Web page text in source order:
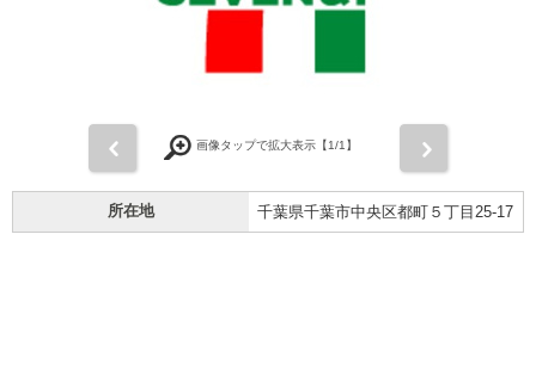
画像タップで拡大表示【1/1】
所在地 千葉県千葉市中央区都町５丁目25-17